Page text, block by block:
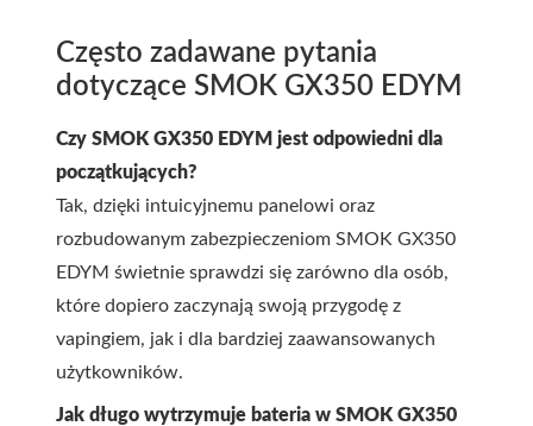
Często zadawane pytania
dotyczące SMOK GX350 EDYM
Czy SMOK GX350 EDYM jest odpowiedni dla
początkujących?
Tak, dzięki intuicyjnemu panelowi oraz
rozbudowanym zabezpieczeniom SMOK GX350
EDYM świetnie sprawdzi się zarówno dla osób,
które dopiero zaczynają swoją przygodę z
vapingiem, jak i dla bardziej zaawansowanych
użytkowników.
Jak długo wytrzymuje bateria w SMOK GX350